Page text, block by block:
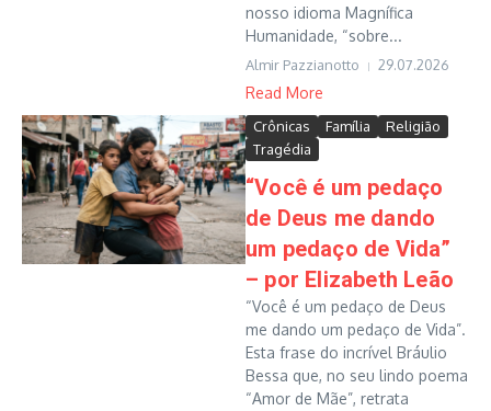
nosso idioma Magnífica
Humanidade, “sobre...
Almir Pazzianotto 29.07.2026
Read More
Crônicas Família
Religião
Tragédia
“Você é um pedaço
de Deus me dando
um pedaço de Vida”
– por Elizabeth Leão
“Você é um pedaço de Deus
me dando um pedaço de Vida”.
Esta frase do incrível Bráulio
Bessa que, no seu lindo poema
“Amor de Mãe”, retrata